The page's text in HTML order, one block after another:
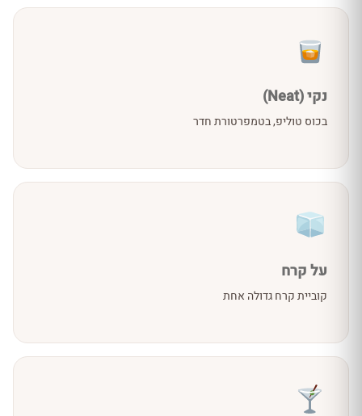
נקי (Neat)
בכוס טוליפ, בטמפרטורת חדר
על קרח
קוביית קרח גדולה אחת